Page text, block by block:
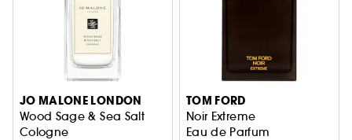
JO MALONE LONDON
Wood Sage & Sea Salt
Cologne
TOM FORD
Noir Extreme
Eau de Parfum